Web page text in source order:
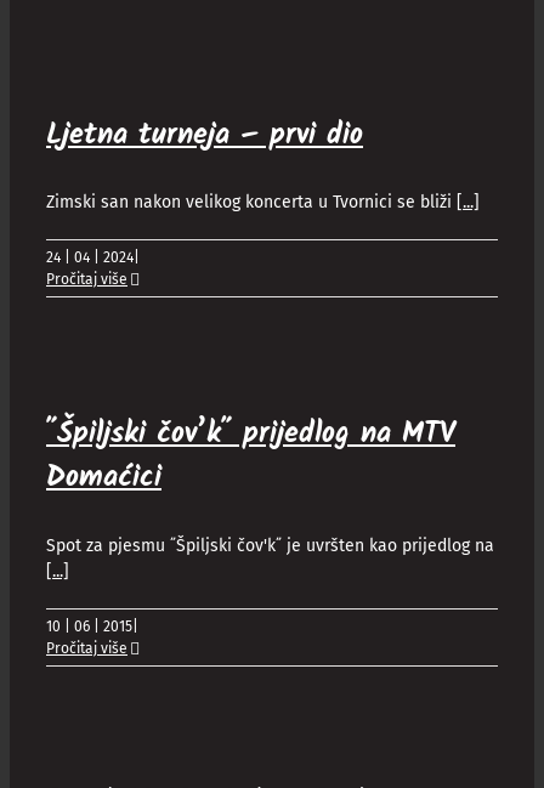
Ljetna turneja – prvi dio
Zimski san nakon velikog koncerta u Tvornici se bliži [...]
24 | 04 | 2024
Pročitaj više
˝Špiljski čov’k˝ prijedlog na MTV
Domaćici
Spot za pjesmu ˝Špiljski čov'k˝ je uvršten kao prijedlog na
[...]
10 | 06 | 2015
Pročitaj više